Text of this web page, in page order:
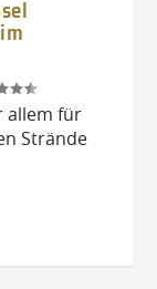
allem für
Strände